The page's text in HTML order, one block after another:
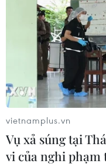
TIN LIÊN QUAN
vietnamplus.vn
Vụ xả súng tại
vi của nghi phạm